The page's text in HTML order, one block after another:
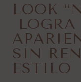
LOOK
SIN
ESTILO